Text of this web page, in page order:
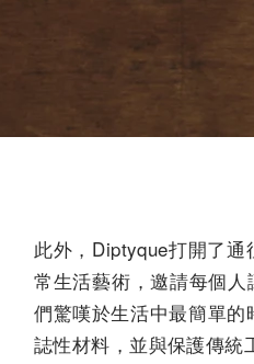
此外，Diptyque打開了
常生活藝術，邀請每個
們驚嘆於生活中最簡單
誌性材料，並與保護傳統